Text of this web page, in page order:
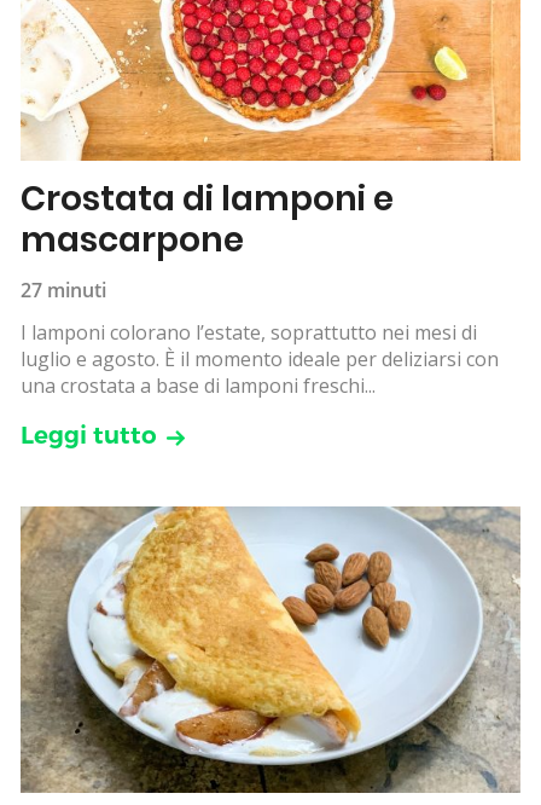
Crostata di lamponi e
mascarpone
27 minuti
I lamponi colorano l’estate, soprattutto nei mesi di
luglio e agosto. È il momento ideale per deliziarsi con
una crostata a base di lamponi freschi...
Leggi tutto